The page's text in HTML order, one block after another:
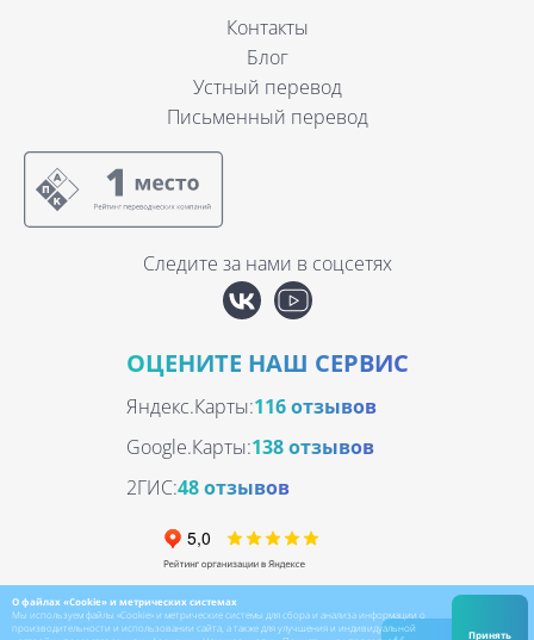
Контакты
Блог
Устный перевод
Письменный перевод
Следите за нами в соцсетях
ОЦЕНИТЕ НАШ СЕРВИС
Яндекс.Карты:116 отзывов
Google.Карты:138 отзывов
2ГИС:48 отзывов
О файлах «Cookie» и метрических системах
Мы используем файлы «Cookie» и метрические системы для сбора и анализа информации о
производительности и использовании сайта, а также для улучшения и индивидуальной
Принять